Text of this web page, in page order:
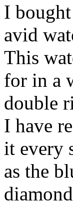
I
avid
This
for in a
double
I have
it every
as the